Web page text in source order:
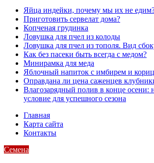
Яйца индейки, почему мы их не
Приготовить сервелат⁠⁠ дома?
Копченая грудинка
Ловушка для пчел из колоды
Ловушка для пчел из тополя. Вид
Как без пасеки быть всегда с медом?
Минирамка для меда
Яблочный напиток с имбирем и
Оправдана ли цена саженцев
Влагозарядный полив в конце осени:
условие для успешного сезона
Главная
Карта сайта
Контакты
Семена